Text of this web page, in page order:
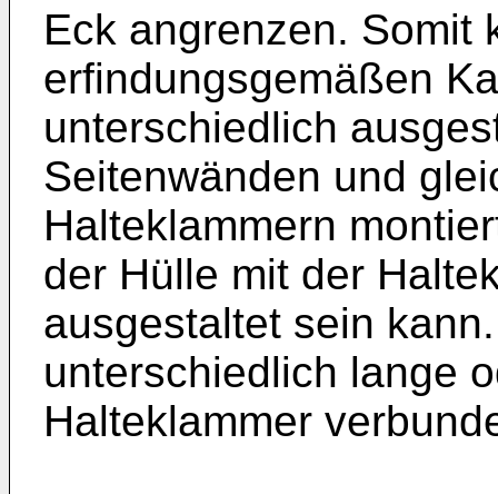
Eck angrenzen. Somit
erfindungsgemäßen
unterschiedlich
Seitenwänden und
Halteklammern
der Hülle mit der
ausgestaltet sein
unterschiedlich lange
Halteklammer